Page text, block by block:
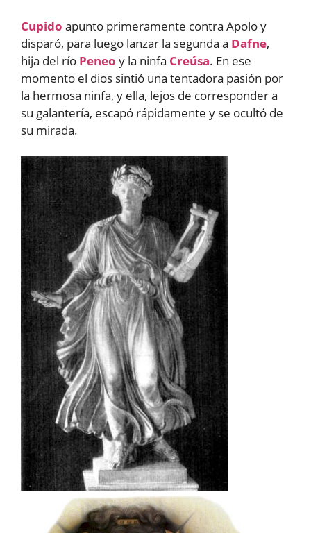
Cupido apunto primeramente contra Apolo y
disparó, para luego lanzar la segunda a Dafne,
hija del río Peneo y la ninfa Creúsa. En ese
momento el dios sintió una tentadora pasión por
la hermosa ninfa, y ella, lejos de corresponder a
su galantería, escapó rápidamente y se ocultó de
su mirada.